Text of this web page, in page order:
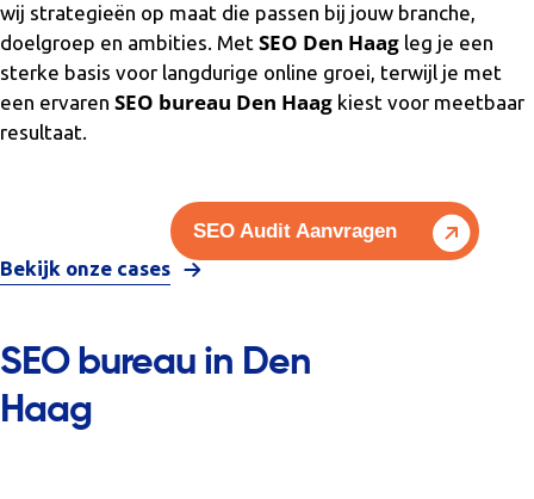
SEO bureau in Den
Haag
wij strategieën op maat die passen bij jouw branche,
doelgroep en ambities. Met SEO Den Haag leg je een
sterke basis voor langdurige online groei, terwijl je met
een ervaren SEO bureau Den Haag kiest voor meetbaar
resultaat.
SEO Audit Aanvragen
Bekijk onze cases